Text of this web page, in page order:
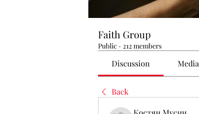
Faith Group
Public · 212 members
Discussion Media
Back